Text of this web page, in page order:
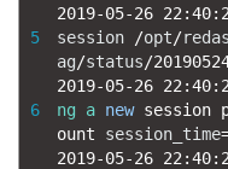
5
6
2019-05-26 22 :40:
session
/opt/
ag/status/
2019-05-26 22 :40:
ng
a new session
ount session_time
2019-05-26 22 :40: